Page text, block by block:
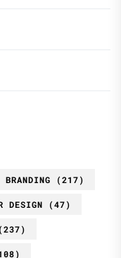
BRANDING (217)
DESIGN (47)